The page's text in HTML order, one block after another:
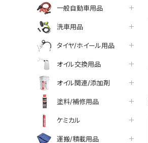
一般自動車用品
洗車用品
タイヤ/ホイール用品
オイル交換用品
オイル関連/添加剤
塗料/補修用品
ケミカル
運搬/積載用品